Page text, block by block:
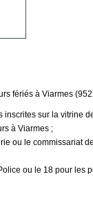
fériés à Viarmes
sur la vitrine
à Viarmes ;
ou le commissariat
ou le 18 pour